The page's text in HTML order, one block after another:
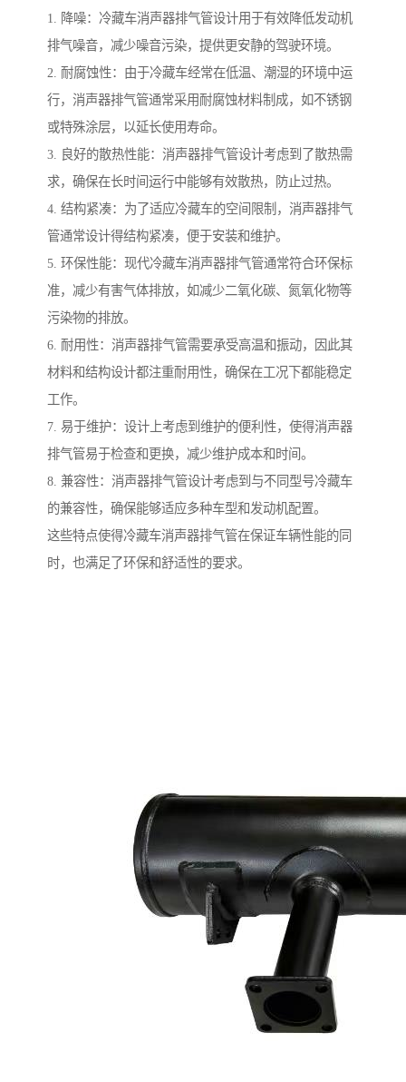
1. 降噪：冷藏车消声器排气管设计用于有效降低发动机
排气噪音，减少噪音污染，提供更安静的驾驶环境。
2. 耐腐蚀性：由于冷藏车经常在低温、潮湿的环境中运
行，消声器排气管通常采用耐腐蚀材料制成，如不锈钢
或特殊涂层，以延长使用寿命。
3. 良好的散热性能：消声器排气管设计考虑到了散热需
求，确保在长时间运行中能够有效散热，防止过热。
4. 结构紧凑：为了适应冷藏车的空间限制，消声器排气
管通常设计得结构紧凑，便于安装和维护。
5. 环保性能：现代冷藏车消声器排气管通常符合环保标
准，减少有害气体排放，如减少二氧化碳、氮氧化物等
污染物的排放。
6. 耐用性：消声器排气管需要承受高温和振动，因此其
材料和结构设计都注重耐用性，确保在工况下都能稳定
工作。
7. 易于维护：设计上考虑到维护的便利性，使得消声器
排气管易于检查和更换，减少维护成本和时间。
8. 兼容性：消声器排气管设计考虑到与不同型号冷藏车
的兼容性，确保能够适应多种车型和发动机配置。
这些特点使得冷藏车消声器排气管在保证车辆性能的同
时，也满足了环保和舒适性的要求。